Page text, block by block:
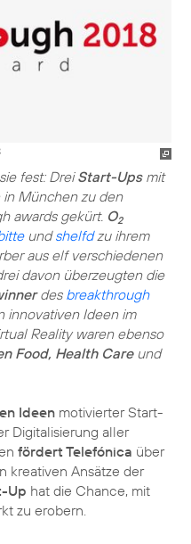
fest: DreiStart-Upsmit
München zu den
awards gekürt. O2
undshelfdzu ihrem
aus elf verschiedenen
davon überzeugten die
des breakthrough
innovativen Ideen im
Reality waren ebenso
Food, Health Careund
Ideen motivierter Start-
Digitalisierung aller
fördert Telefónica über
kreativen Ansätze der
Up hat die Chance, mit
zu erobern.